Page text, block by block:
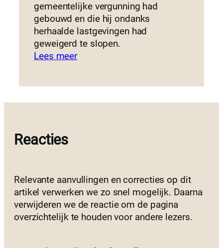
gemeentelijke vergunning had
gebouwd en die hij ondanks
herhaalde lastgevingen had
geweigerd te slopen.
Lees meer
Reacties
Relevante aanvullingen en correcties op dit
artikel verwerken we zo snel mogelijk. Daarna
verwijderen we de reactie om de pagina
overzichtelijk te houden voor andere lezers.